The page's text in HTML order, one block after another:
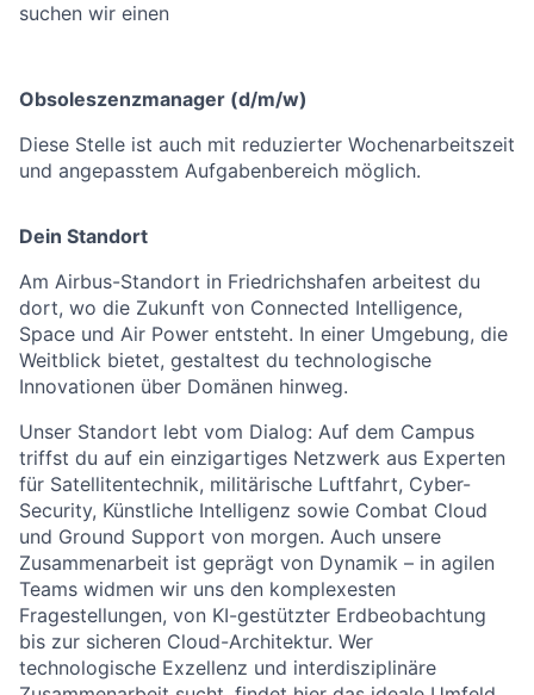
suchen wir einen
Obsoleszenzmanager (d/m/w)
Diese Stelle ist auch mit reduzierter Wochenarbeitszeit
und angepasstem Aufgabenbereich möglich.
Dein Standort
Am Airbus-Standort in Friedrichshafen arbeitest du
dort, wo die Zukunft von Connected Intelligence,
Space und Air Power entsteht. In einer Umgebung, die
Weitblick bietet, gestaltest du technologische
Innovationen über Domänen hinweg.
Unser Standort lebt vom Dialog: Auf dem Campus
triffst du auf ein einzigartiges Netzwerk aus Experten
für Satellitentechnik, militärische Luftfahrt, Cyber-
Security, Künstliche Intelligenz sowie Combat Cloud
und Ground Support von morgen. Auch unsere
Zusammenarbeit ist geprägt von Dynamik – in agilen
Teams widmen wir uns den komplexesten
Fragestellungen, von KI-gestützter Erdbeobachtung
bis zur sicheren Cloud-Architektur. Wer
technologische Exzellenz und interdisziplinäre